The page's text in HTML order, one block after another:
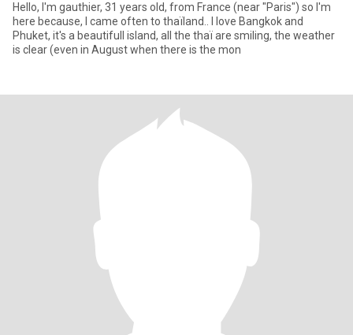
Hello, I'm gauthier, 31 years old, from France (near "Paris") so I'm
here because, I came often to thaïland.. I love Bangkok and
Phuket, it's a beautifull island, all the thaï are smiling, the weather
is clear (even in August when there is the mon